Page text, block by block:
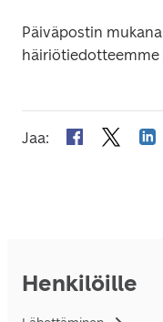
Päiväpostin
häiriötiedotteemme
Jaa:
Henkilöille